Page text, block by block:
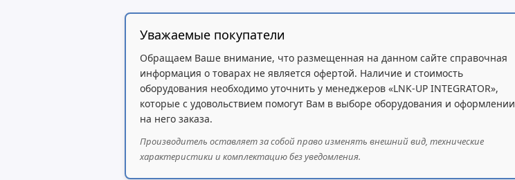
Уважаемые покупатели
Обращаем Ваше внимание, что размещенная на данном сайте справочная
информация о товарах не является офертой. Наличие и стоимость
оборудования необходимо уточнить у менеджеров «LNK-UP INTEGRATOR»,
которые с удовольствием помогут Вам в выборе оборудования и оформлении
на него заказа.
Производитель оставляет за собой право изменять внешний вид, технические
характеристики и комплектацию без уведомления.